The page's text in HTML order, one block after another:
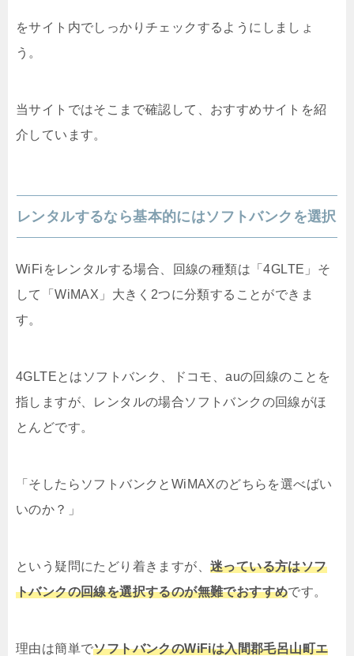
をサイト内でしっかりチェックするようにしましょ
う。
当サイトではそこまで確認して、おすすめサイトを紹
介しています。
レンタルするなら基本的にはソフトバンクを選択
WiFiをレンタルする場合、回線の種類は「4GLTE」そ
して「WiMAX」大きく2つに分類することができま
す。
4GLTEとはソフトバンク、ドコモ、auの回線のことを
指しますが、レンタルの場合ソフトバンクの回線がほ
とんどです。
「そしたらソフトバンクとWiMAXのどちらを選べばい
いのか？」
という疑問にたどり着きますが、 迷っている方はソフ
トバンクの回線を選択するのが無難でおすすめです。
理由は簡単でソフトバンクのWiFiは入間郡毛呂山町エ